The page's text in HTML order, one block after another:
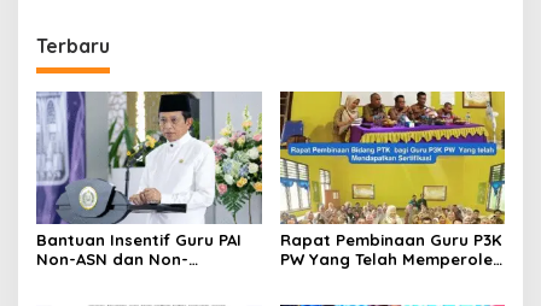
Terbaru
Bantuan Insentif Guru PAI
Non-ASN dan Non-
Rapat Pembinaan Guru P3K
PW Yang Telah Memperoleh